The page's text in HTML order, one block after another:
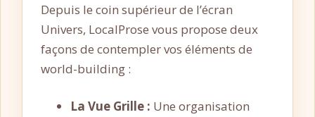
Depuis le coin supérieur de l’écran
Univers, LocalProse vous propose deux
façons de contempler vos éléments de
world-building :
La Vue Grille : Une organisation